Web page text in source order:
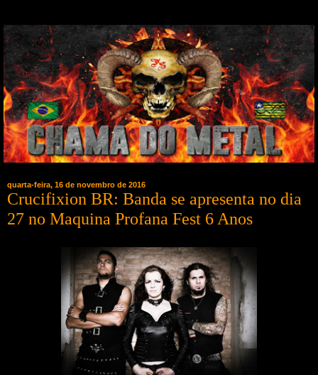
quarta-feira, 16 de novembro de 2016
Crucifixion BR: Banda se apresenta no dia
27 no Maquina Profana Fest 6 Anos